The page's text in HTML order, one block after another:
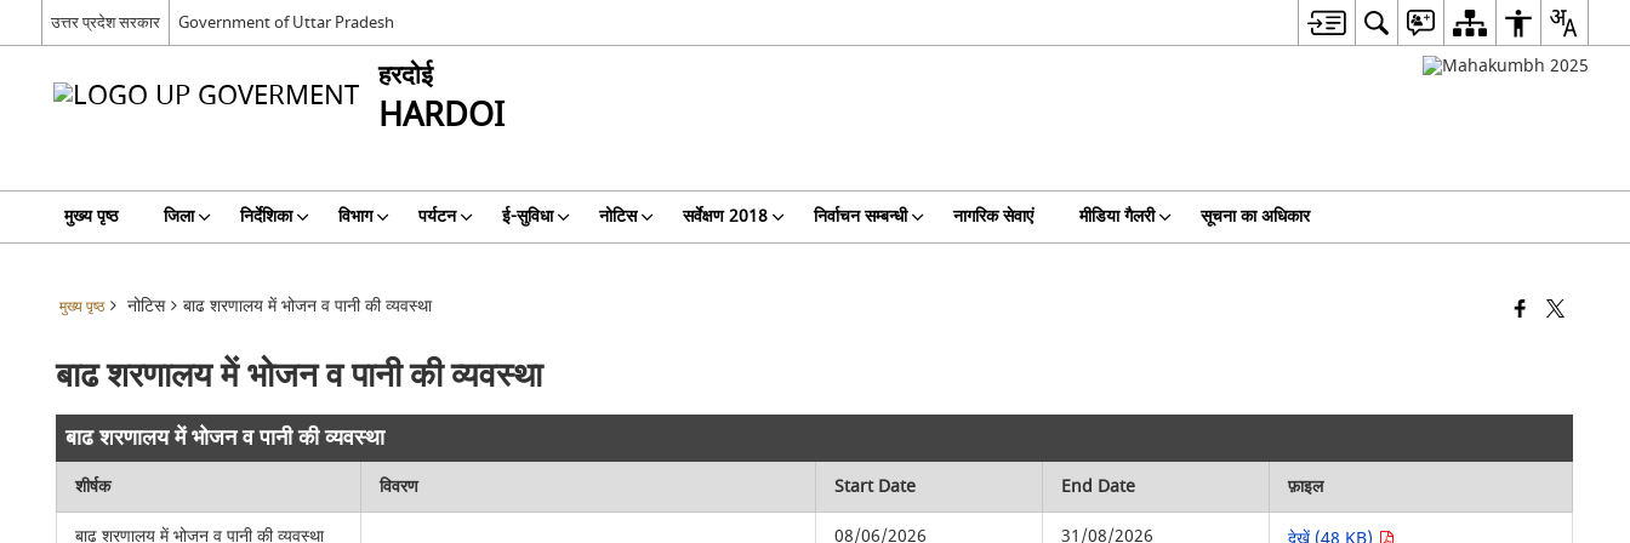
उत्तर प्रदेश सरकार Government of Uttar Pradesh
हरदोई
HARDOI
मुख्य पृष्ठ जिला निर्देशिका विभाग पर्यटन ई-सुविधा नोटिस सर्वेक्षण 2018 निर्वाचन सम्बन्धी नागरिक सेवाएं मीडिया गैलरी सूचना का अधिकार
मुख्य पृष्ठ नोटिस बाढ शरणालय में भोजन व पानी की व्यवस्था
बाढ शरणालय में भोजन व पानी की व्यवस्था
बाढ शरणालय में भोजन व पानी की व्यवस्था
शीर्षक विवरण Start Date End Date
फ़ाइल
बाढ शरणालय में भोजन व पानी की व्यवस्था
08/06/2026 31/08/2026